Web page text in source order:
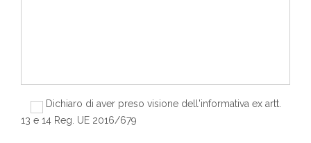
Dichiaro di aver preso visione dell'informativa ex artt.
13 e 14 Reg. UE 2016/679